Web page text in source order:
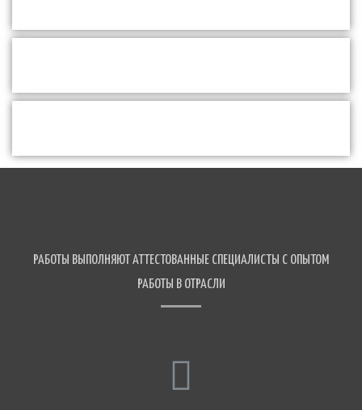
РАБОТЫ ВЫПОЛНЯЮТ АТТЕСТОВАННЫЕ СПЕЦИАЛИСТЫ С ОПЫТОМ
РАБОТЫ В ОТРАСЛИ